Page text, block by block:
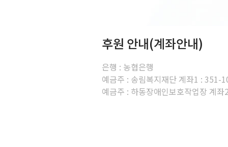
후원 안내(계좌안내)
은행 : 농협은행
예금주 : 송림복지재단 계좌1 : 351-
예금주 : 하동장애인보호작업장 계